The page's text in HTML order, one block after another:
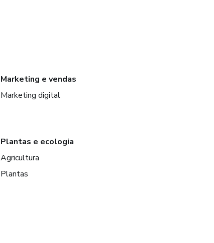
Marketing e vendas
Marketing digital
Plantas e ecologia
Agricultura
Plantas